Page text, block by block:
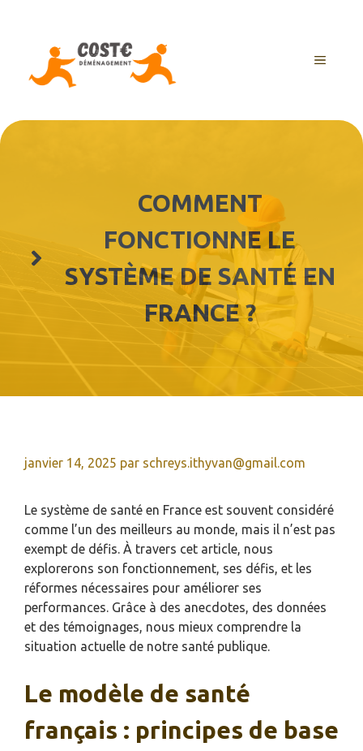
MENU
COMMENT
FONCTIONNE LE
SYSTÈME DE SANTÉ EN
FRANCE ?
janvier 14, 2025 par schreys.ithyvan@gmail.com
Le système de santé en France est souvent considéré
comme l’un des meilleurs au monde, mais il n’est pas
exempt de défis. À travers cet article, nous
explorerons son fonctionnement, ses défis, et les
réformes nécessaires pour améliorer ses
performances. Grâce à des anecdotes, des données
et des témoignages, nous mieux comprendre la
situation actuelle de notre santé publique.
Le modèle de santé
français : principes de base